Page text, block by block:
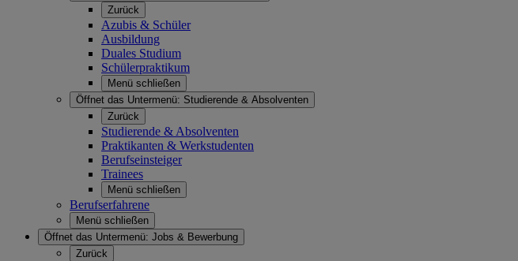
Zurück
Azubis & Schüler
Ausbildung
Duales Studium
Schülerpraktikum
Menü schließen
Öffnet das Untermenü: Studierende & Absolventen
Zurück
Studierende & Absolventen
Praktikanten & Werkstudenten
Berufseinsteiger
Trainees
Menü schließen
Berufserfahrene
Menü schließen
Öffnet das Untermenü: Jobs & Bewerbung
Zurück